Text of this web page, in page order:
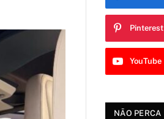
Pinterest
YouTube
NÃO PERCA